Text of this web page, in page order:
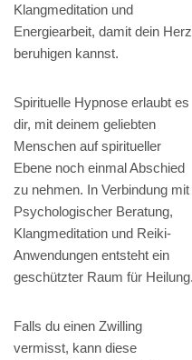
Klangmeditation und
Energiearbeit, damit dein Herz
beruhigen kannst.
Spirituelle Hypnose erlaubt es
dir, mit deinem geliebten
Menschen auf spiritueller
Ebene noch einmal Abschied
zu nehmen. In Verbindung mit
Psychologischer Beratung,
Klangmeditation und Reiki-
Anwendungen entsteht ein
geschützter Raum für Heilung.
Falls du einen Zwilling
vermisst, kann diese